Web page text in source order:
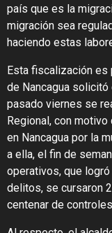
país que es la
migración sea
haciendo estas
Esta fiscalización es
de Nancagua solicitó
pasado viernes se
Regional, con
en Nancagua por la
a ella, el fin de
operativos, que
delitos, se cursaron
centenar de